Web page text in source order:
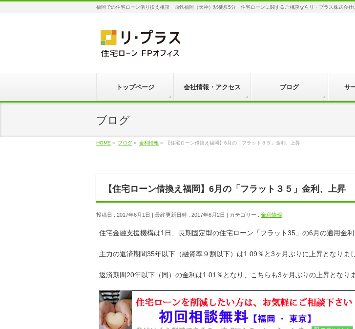
福岡での住宅ローン借り換え相談 西鉄福岡（天神）駅徒歩5分 住宅ローンに関するご相談ならリ・プラス株式会社
トップページ 会社情報・アクセス ブログ サ
ブログ
HOME » ブログ » 金利情報 » 【住宅ローン借換え福岡】6月の「フラット３５」金利、上昇
【住宅ローン借換え福岡】6月の「フラット３５」金利、上昇
投稿日 : 2017年6月1日 最終更新日時 : 2017年6月2日 カテゴリー : 金利情報
住宅金融支援機構は1日、長期固定型の住宅ローン「フラット35」の6月の適用金利
主力の返済期間35年以下（融資率９割以下）は1.09％と3ヶ月ぶりに上昇となりまし
返済期間20年以下（同）の金利は1.01％となり、こちらも3ヶ月ぶりの上昇となりま